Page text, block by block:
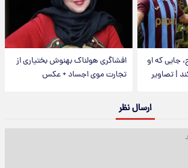
جایی که او
| تصاویر
افشاگری هولناک بهنوش بختیاری از
تجارت موی اجساد + عکس
ارسال نظر